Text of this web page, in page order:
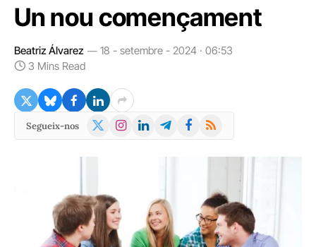
Un nou començament
Beatriz Álvarez
18 - setembre - 2024 · 06:53
3 Mins Read
Segueix-nos
X
Instagram
LinkedInTelegramFacebook
RSS